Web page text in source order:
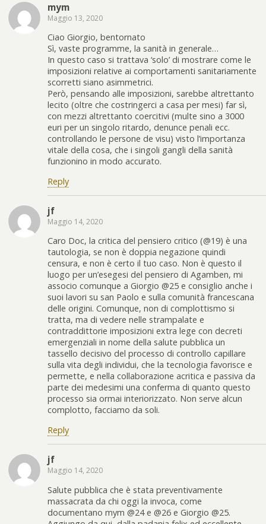
mym
Maggio 13, 2020
Ciao Giorgio, bentornato
Sì, vaste programme, la sanità in generale…
In questo caso si trattava ‘solo’ di mostrare come le
imposizioni relative ai comportamenti sanitariamente
scorretti siano asimmetrici.
Però, pensando alle imposizioni, sarebbe altrettanto
lecito (oltre che costringerci a casa per mesi) far sì,
con mezzi altrettanto coercitivi (multe sino a 3000
euri per un singolo ritardo, denunce penali ecc.
controllando le persone de visu) visto l’importanza
vitale della cosa, che i singoli gangli della sanità
funzionino in modo accurato.
Reply
jf
Maggio 14, 2020
Caro Doc, la critica del pensiero critico (@19) è una
tautologia, se non è doppia negazione quindi
censura, e non è certo il tuo caso. Non è questo il
luogo per un’esegesi del pensiero di Agamben, mi
associo comunque a Giorgio @25 e consiglio anche i
suoi lavori su san Paolo e sulla comunità francescana
delle origini. Comunque, non di complottismo si
tratta, ma di vedere nelle strampalate e
contraddittorie imposizioni extra lege con decreti
emergenziali in nome della salute pubblica un
tassello decisivo del processo di controllo capillare
sulla vita degli individui, che la tecnologia favorisce e
permette, e nella collaborazione acritica e passiva da
parte dei medesimi una conferma di quanto questo
processo sia ormai interiorizzato. Non serve alcun
complotto, facciamo da soli.
Reply
jf
Maggio 14, 2020
Salute pubblica che è stata preventivamente
massacrata da chi oggi la invoca, come
documentano mym @24 e @26 e Giorgio @25.